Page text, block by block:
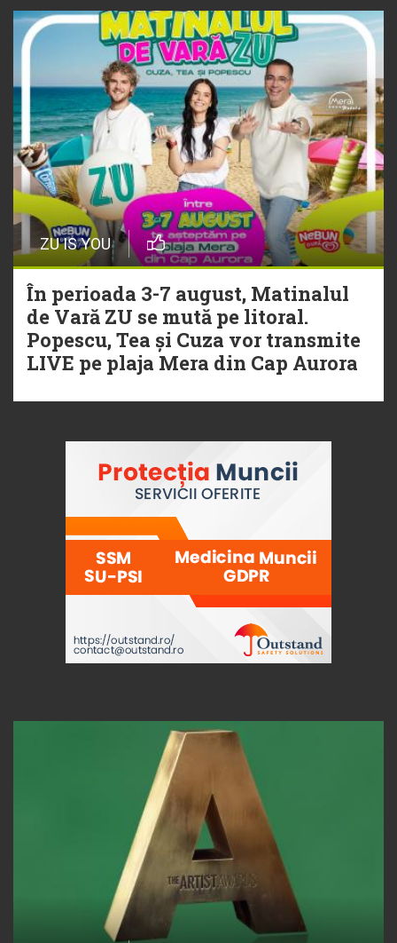
ZU IS YOU
În perioada 3-7 august, Matinalul
de Vară ZU se mută pe litoral.
Popescu, Tea și Cuza vor transmite
LIVE pe plaja Mera din Cap Aurora